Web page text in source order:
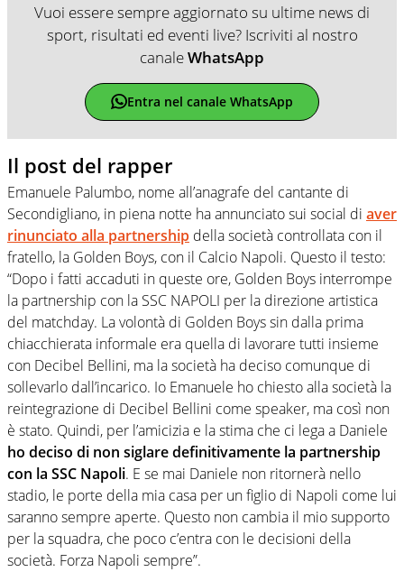
Vuoi essere sempre aggiornato su ultime news di
sport, risultati ed eventi live? Iscriviti al nostro
canaleWhatsApp
Entra nel canale WhatsApp
Il post del rapper
Emanuele Palumbo, nome all’anagrafe del cantante di
Secondigliano, in piena notte ha annunciato sui social di aver
rinunciato alla partnership della società controllata con il
fratello, la Golden Boys, con il Calcio Napoli. Questo il testo:
“Dopo i fatti accaduti in queste ore, Golden Boys interrompe
la partnership con la SSC NAPOLI per la direzione artistica
del matchday. La volontà di Golden Boys sin dalla prima
chiacchierata informale era quella di lavorare tutti insieme
con Decibel Bellini, ma la società ha deciso comunque di
sollevarlo dall’incarico. Io Emanuele ho chiesto alla società la
reintegrazione di Decibel Bellini come speaker, ma così non
è stato. Quindi, per l’amicizia e la stima che ci lega a Daniele
ho deciso di non siglare definitivamente la partnership
con la SSC Napoli. E se mai Daniele non ritornerà nello
stadio, le porte della mia casa per un figlio di Napoli come lui
saranno sempre aperte. Questo non cambia il mio supporto
per la squadra, che poco c’entra con le decisioni della
società. Forza Napoli sempre”.